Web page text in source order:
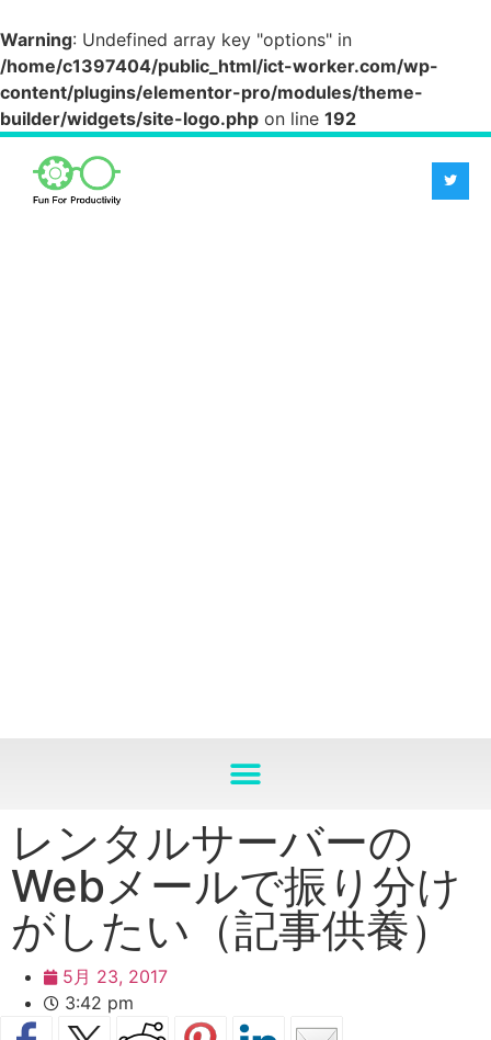
Warning: Undefined array key "options" in
/home/c1397404/public_html/ict-worker.com/wp-
content/plugins/elementor-pro/modules/theme-
builder/widgets/site-logo.php on line 192
レンタルサーバーの
Webメールで振り分け
がしたい（記事供養）
5月 23, 2017
3:42 pm